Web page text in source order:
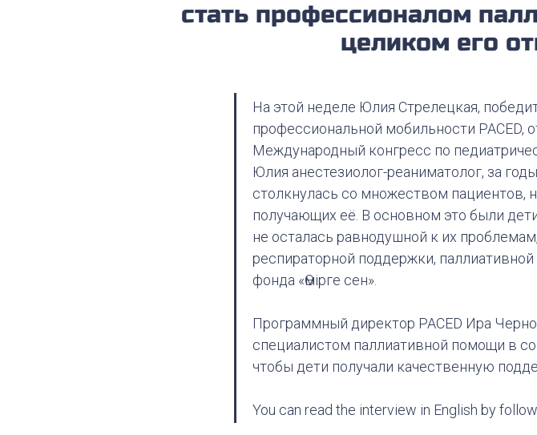
стать профессионалом
целиком его
На этой неделе Юлия Стрелецкая,
профессиональной мобильности PACED,
Международный конгресс по
Юлия анестезиолог-реаниматолог, за
столкнулась со множеством
получающих её. В основном это были
не осталась равнодушной к их
респираторной поддержки,
фонда «Өмірге сен».
Программный директор PACED Ира
специалистом паллиативной помощи в
чтобы дети получали качественную
You can read the interview in English by